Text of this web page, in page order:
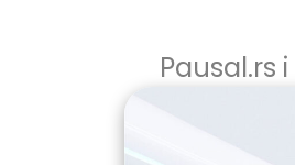
Pausal.rs